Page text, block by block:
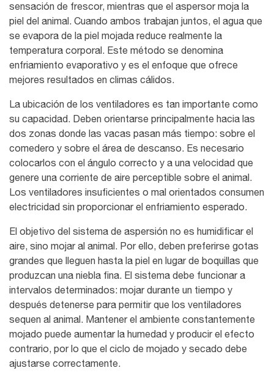
sensación de frescor, mientras que el aspersor moja la
piel del animal. Cuando ambos trabajan juntos, el agua que
se evapora de la piel mojada reduce realmente la
temperatura corporal. Este método se denomina
enfriamiento evaporativo y es el enfoque que ofrece
mejores resultados en climas cálidos.
La ubicación de los ventiladores es tan importante como
su capacidad. Deben orientarse principalmente hacia las
dos zonas donde las vacas pasan más tiempo: sobre el
comedero y sobre el área de descanso. Es necesario
colocarlos con el ángulo correcto y a una velocidad que
genere una corriente de aire perceptible sobre el animal.
Los ventiladores insuficientes o mal orientados consumen
electricidad sin proporcionar el enfriamiento esperado.
El objetivo del sistema de aspersión no es humidificar el
aire, sino mojar al animal. Por ello, deben preferirse gotas
grandes que lleguen hasta la piel en lugar de boquillas que
produzcan una niebla fina. El sistema debe funcionar a
intervalos determinados: mojar durante un tiempo y
después detenerse para permitir que los ventiladores
sequen al animal. Mantener el ambiente constantemente
mojado puede aumentar la humedad y producir el efecto
contrario, por lo que el ciclo de mojado y secado debe
ajustarse correctamente.